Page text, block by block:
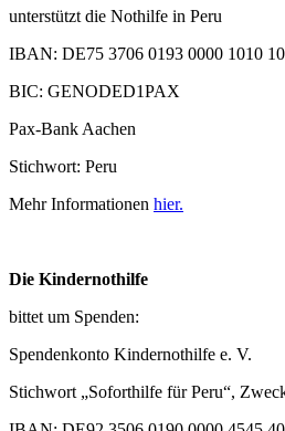
unterstützt die Nothilfe in Peru
IBAN: DE75 3706 0193 0000 1010 10
BIC: GENODED1PAX
Pax-Bank Aachen
Stichwort: Peru
Mehr Informationen hier.
Die Kindernothilfe
bittet um Spenden:
Spendenkonto Kindernothilfe e. V.
Stichwort „Soforthilfe für Peru“,